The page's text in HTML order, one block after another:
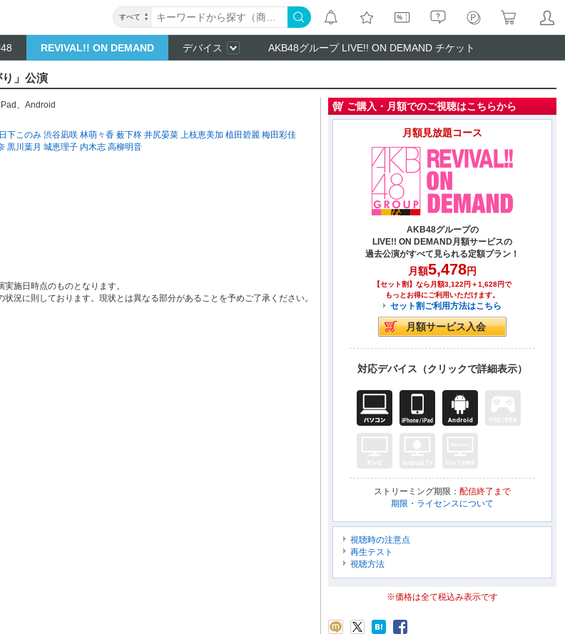
すべて
REVIVAL!! ON DEMAND デバイス AKB48グループ LIVE!! ON DEMAND チケット
」公演
、 Android
日下このみ 渋谷凪咲 林萌々香 薮下柊 井尻晏菜 上枝恵美加 植田碧麗 梅田彩佳
黒川葉月 城恵理子 内木志 高柳明音
施日時点のものとなります。
況に則しております。現状とは異なる部分があることを予めご了承ください。
ご購入・月額でのご視聴はこちらから
月額見放題コース
AKB48グループの
LIVE!! ON DEMAND月額サービスの
過去公演がすべて見られる定額プラン！
月額5,478円
【セット割】なら月額3,122円＋1,628円で
もっとお得にご利用いただけます。
セット割ご利用方法はこちら
対応デバイス（クリックで詳細表示）
ストリーミング期限： 配信終了まで
期限・ライセンスについて
視聴時の注意点
再生テスト
視聴方法
※価格は全て税込み表示です